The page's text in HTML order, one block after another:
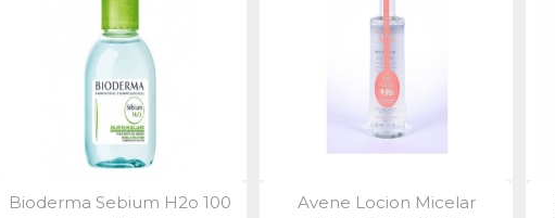
Vista Rápida
Bioderma Sebium H2o 100
Vista Rápida
Avene Locion Micelar